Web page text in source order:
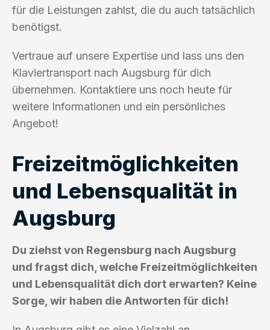
für die Leistungen zahlst, die du auch tatsächlich
benötigst.
Vertraue auf unsere Expertise und lass uns den
Klaviertransport nach Augsburg für dich
übernehmen. Kontaktiere uns noch heute für
weitere Informationen und ein persönliches
Angebot!
Freizeitmöglichkeiten
und Lebensqualität in
Augsburg
Du ziehst von Regensburg nach Augsburg
und fragst dich, welche Freizeitmöglichkeiten
und Lebensqualität dich dort erwarten? Keine
Sorge, wir haben die Antworten für dich!